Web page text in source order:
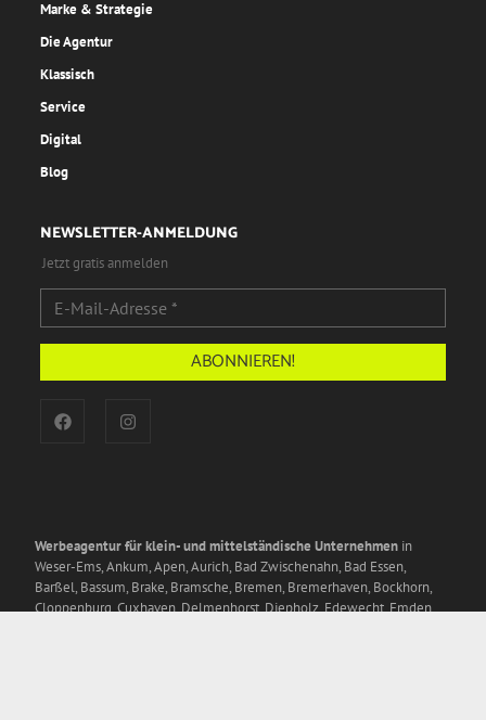
Marke & Strategie
Die Agentur
Klassisch
Service
Digital
Blog
NEWSLETTER-ANMELDUNG
Jetzt gratis anmelden
Werbeagentur für klein- und mittelständische Unternehmen in
Weser-Ems, Ankum, Apen, Aurich, Bad Zwischenahn, Bad Essen,
Barßel, Bassum, Brake, Bramsche, Bremen, Bremerhaven, Bockhorn,
Cloppenburg, Cuxhaven, Delmenhorst, Diepholz, Edewecht, Emden,